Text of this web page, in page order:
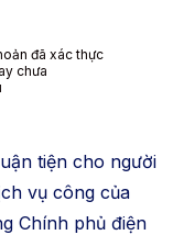
đã xác thực
chưa
tiện cho người
vụ công của
Chính phủ điện